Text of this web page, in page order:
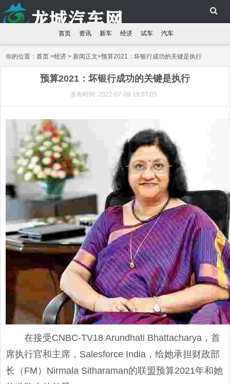
首页 资讯 新车 经济 试车 汽车
你的位置：首页 >经济 > 新闻正文>预算2021：坏银行成功的关键是执行
预算2021：坏银行成功的关键是执行
发布时间: 2022-07-09 19:07:05
在接受CNBC-TV18 Arundhati Bhattacharya，首
席执行官和主席，Salesforce India，给她承担财政部
长（FM）Nirmala Sitharaman的联盟预算2021年和她